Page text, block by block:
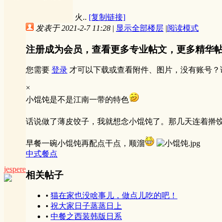
火.. [复制链接]
jespere
发表于 2021-2-7 11:28 | 显示全部楼层 |阅读模式
注册成为会员，查看更多专业帖文，更多精华
您需要 登录 才可以下载或查看附件、图片，没有账号？
×
小馄饨是不是江南一带的特色
话说做了薄皮饺子，我就想念小馄饨了。那几天连着擀
早餐一碗小馄饨再配点干点，顺溜
中式餐点
相关帖子
• 猫在家也没啥事儿，做点儿吃的吧！
• 祝大家日子蒸蒸日上
• 中餐之西装韩版日系